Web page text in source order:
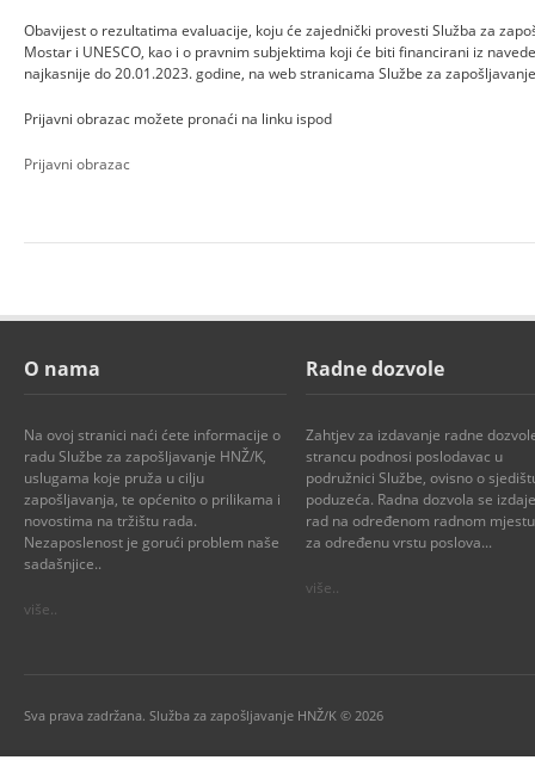
Obavijest o rezultatima evaluacije, koju će zajednički provesti Služba za
Mostar i UNESCO, kao i o pravnim subjektima koji će biti financirani iz
najkasnije do 20.01.2023. godine, na web stranicama Službe za
Prijavni obrazac možete pronaći na linku ispod
Prijavni obrazac
O nama
Na ovoj stranici naći ćete informacije o
radu Službe za zapošljavanje HNŽ/K,
uslugama koje pruža u cilju
zapošljavanja, te općenito o prilikama i
novostima na tržištu rada.
Nezaposlenost je gorući problem naše
sadašnjice..
više..
Radne dozvole
Zahtjev za izdavanje radne
strancu podnosi poslodavac u
podružnici Službe, ovisno o
poduzeća. Radna dozvola se
rad na određenom radnom
za određenu vrstu poslova...
više..
Sva prava zadržana. Služba za zapošljavanje HNŽ/K © 2026